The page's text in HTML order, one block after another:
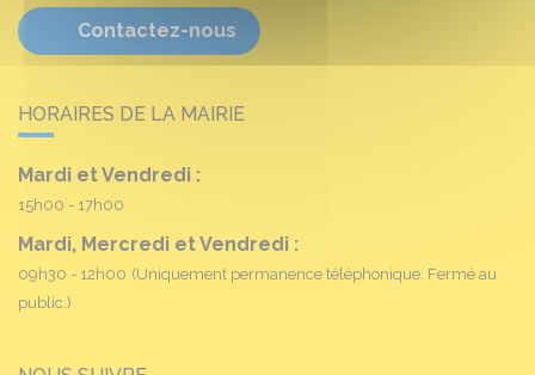
Contactez-nous
HORAIRES DE LA MAIRIE
Mardi et Vendredi :
15h00 - 17h00
Mardi, Mercredi et Vendredi :
09h30 - 12h00 (Uniquement permanence téléphonique. Fermé au
public.)